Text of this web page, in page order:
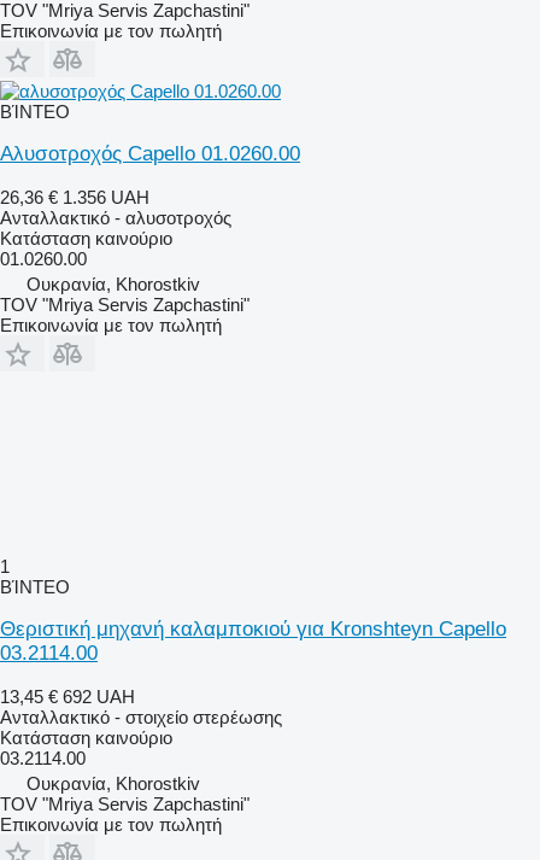
TOV "Mriya Servis Zapchastini"
Επικοινωνία με τον πωλητή
ΒΊΝΤΕΟ
Αλυσοτροχός Capello 01.0260.00
26,36 € 1.356 UAH
Ανταλλακτικό - αλυσοτροχός
Κατάσταση καινούριο
01.0260.00
Ουκρανία, Khorostkiv
TOV "Mriya Servis Zapchastini"
Επικοινωνία με τον πωλητή
1
ΒΊΝΤΕΟ
Θεριστική μηχανή καλαμποκιού για Kronshteyn Capello
03.2114.00
13,45 € 692 UAH
Ανταλλακτικό - στοιχείο στερέωσης
Κατάσταση καινούριο
03.2114.00
Ουκρανία, Khorostkiv
TOV "Mriya Servis Zapchastini"
Επικοινωνία με τον πωλητή